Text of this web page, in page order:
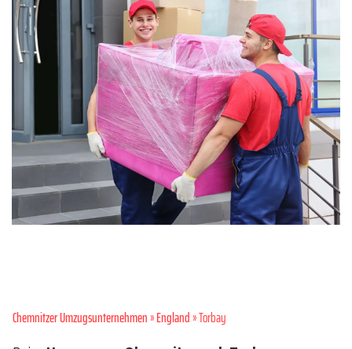
Chemnitzer Umzugsunternehmen»England» Torbay